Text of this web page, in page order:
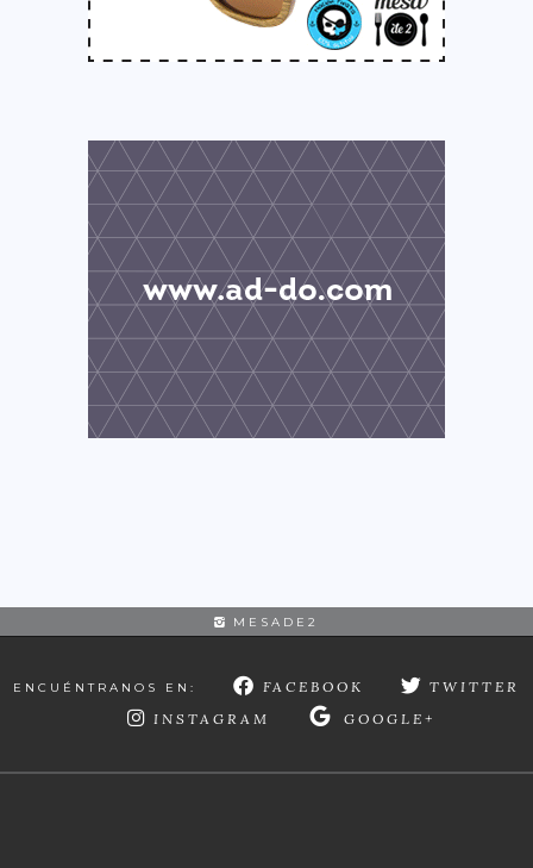
MESADE2
ENCUÉNTRANOS EN: FACEBOOK
TWITTER
INSTAGRAM
GOOGLE+